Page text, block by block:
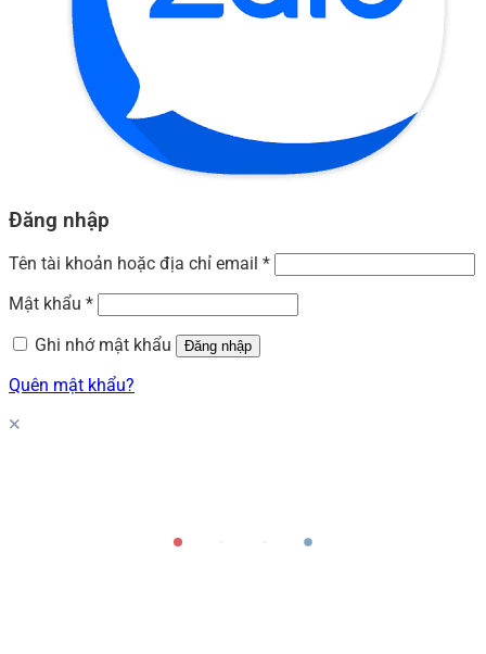
Đăng nhập
Tên tài khoản hoặc địa chỉ email *
Mật khẩu *
Ghi nhớ mật khẩu
Đăng nhập
Quên mật khẩu?